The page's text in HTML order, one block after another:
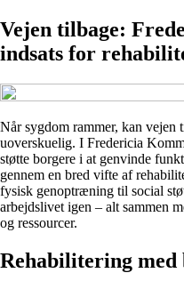
Vejen tilbage:
indsats for
Når sygdom rammer, kan vejen
uoverskuelig. I Fredericia
støtte borgere i at genvinde
gennem en bred vifte af
fysisk genoptræning til social
arbejdslivet igen – alt sammen
og ressourcer.
Rehabilitering